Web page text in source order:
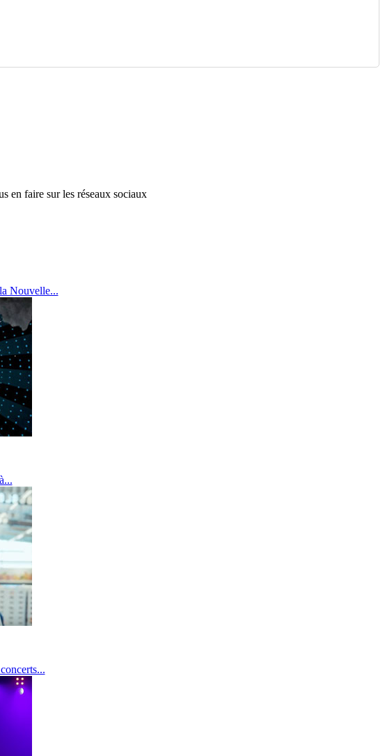
en faire sur les réseaux sociaux
Nouvelle...